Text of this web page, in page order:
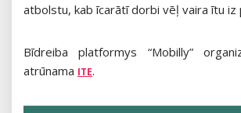
atbolstu, kab īcarātī dorbi vēļ vaira ītu iz
Bīdreiba platformys “Mobilly”
atrūnama ITE.